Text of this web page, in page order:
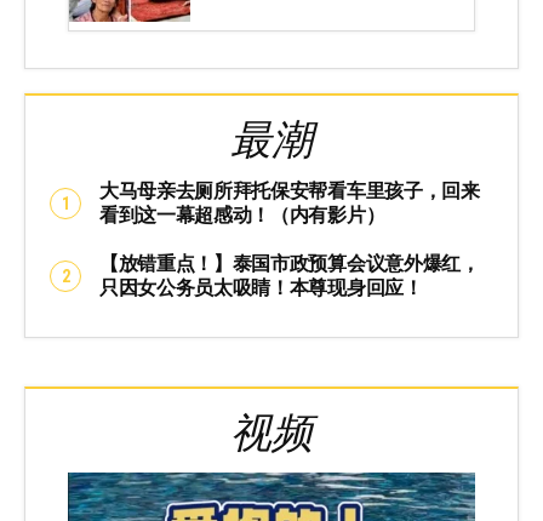
最潮
大马母亲去厕所拜托保安帮看车里孩子，回来
看到这一幕超感动！（内有影片）
【放错重点！】泰国市政预算会议意外爆红，
只因女公务员太吸睛！本尊现身回应！
视频